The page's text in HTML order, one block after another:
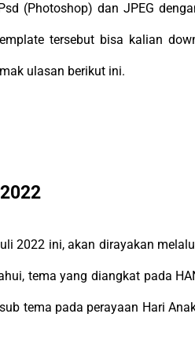
(Photoshop) dan JPEG
tersebut bisa kalian
ulasan berikut ini.
2022 ini, akan dirayakan
tema yang diangkat pada
tema pada perayaan Hari